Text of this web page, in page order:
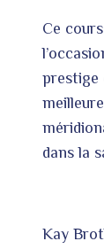
Ce
prestige
dans la
Kay